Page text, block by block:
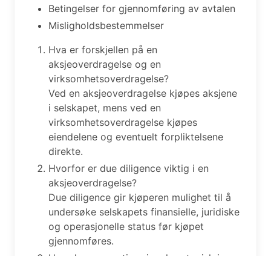
Betingelser for gjennomføring av avtalen
Misligholdsbestemmelser
Hva er forskjellen på en
aksjeoverdragelse og en
virksomhetsoverdragelse?
Ved en aksjeoverdragelse kjøpes aksjene
i selskapet, mens ved en
virksomhetsoverdragelse kjøpes
eiendelene og eventuelt forpliktelsene
direkte.
Hvorfor er due diligence viktig i en
aksjeoverdragelse?
Due diligence gir kjøperen mulighet til å
undersøke selskapets finansielle, juridiske
og operasjonelle status før kjøpet
gjennomføres.